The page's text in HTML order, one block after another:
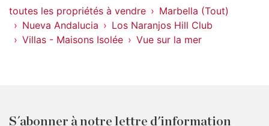
toutes les propriétés à vendre
Marbella (Tout)
Nueva Andalucia
Los Naranjos Hill Club
Villas - Maisons Isolée
Vue sur la mer
S´abonner à notre lettre d'information